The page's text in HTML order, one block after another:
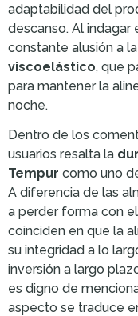
adaptabilidad del
descanso. Al indagar
constante alusión a la
viscoelástico, que
para mantener la
noche.
Dentro de los
usuarios resalta la
Tempur como uno
A diferencia de las
a perder forma con
coinciden en que la
su integridad a lo
inversión a largo
es digno de
aspecto se traduce